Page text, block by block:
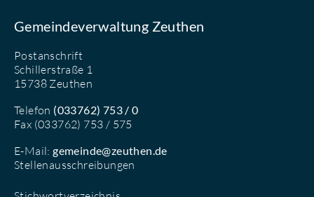
Gemeindeverwaltung Zeuthen
Postanschrift
Schillerstraße 1
15738 Zeuthen
Telefon (033762) 753 / 0
Fax (033762) 753 / 575
E-Mail:gemeinde@zeuthen.de
Stellenausschreibungen